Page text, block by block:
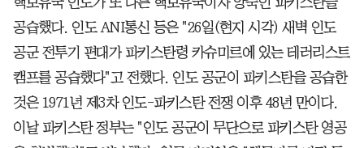
공습했다. 인도 ANI통신 등은 "26일(현지 시각) 새벽 인도
공군 전투기 편대가 파키스탄령 카슈미르에 있는 테러리스트
캠프를 공습했다"고 전했다. 인도 공군이 파키스탄을 공습한
것은 1971년 제3차 인도-파키스탄 전쟁 이후 48년 만이다.
이날 파키스탄 정부는 "인도 공군이 무단으로 파키스탄 영공